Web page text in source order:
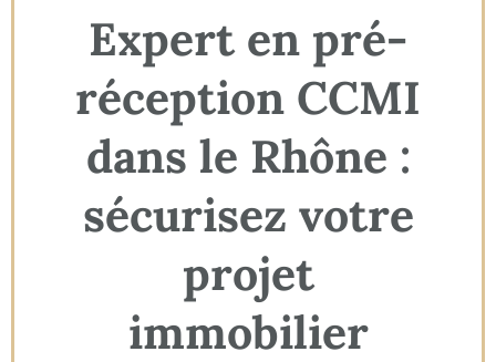
Expert en pré-
réception CCMI
dans le Rhône :
sécurisez votre
projet
immobilier